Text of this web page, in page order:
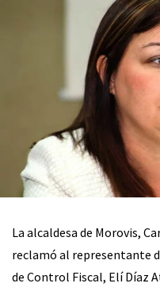
La alcaldesa de Morovis,
reclamó al representante
de Control Fiscal, Elí Díaz